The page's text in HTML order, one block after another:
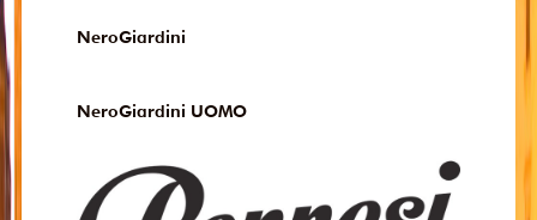
NeroGiardini
NeroGiardini UOMO